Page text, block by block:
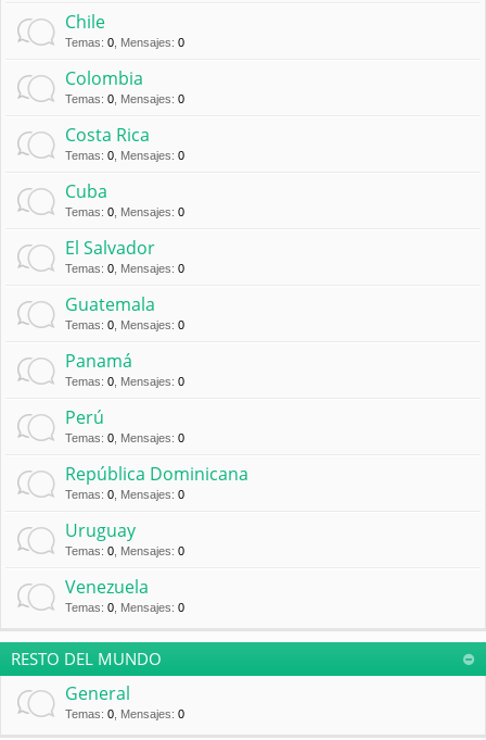
Chile
Temas: 0 Mensajes: 0
Colombia
Temas: 0 Mensajes: 0
Costa Rica
Temas: 0 Mensajes: 0
Cuba
Temas: 0 Mensajes: 0
El Salvador
Temas: 0 Mensajes: 0
Guatemala
Temas: 0 Mensajes: 0
Panamá
Temas: 0 Mensajes: 0
Perú
Temas: 0 Mensajes: 0
República Dominicana
Temas: 0 Mensajes: 0
Uruguay
Temas: 0 Mensajes: 0
Venezuela
Temas: 0 Mensajes: 0
RESTO DEL MUNDO
General
Temas: 0 Mensajes: 0